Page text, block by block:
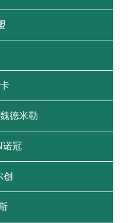
德米勒
诺冠
创